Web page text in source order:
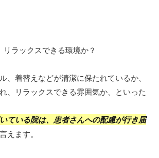
ラックスできる環境か？
、着替えなどが清潔に保たれているか、
、リラックスできる雰囲気か、といった
ている院は、患者さんへの配慮が行き届
えます。